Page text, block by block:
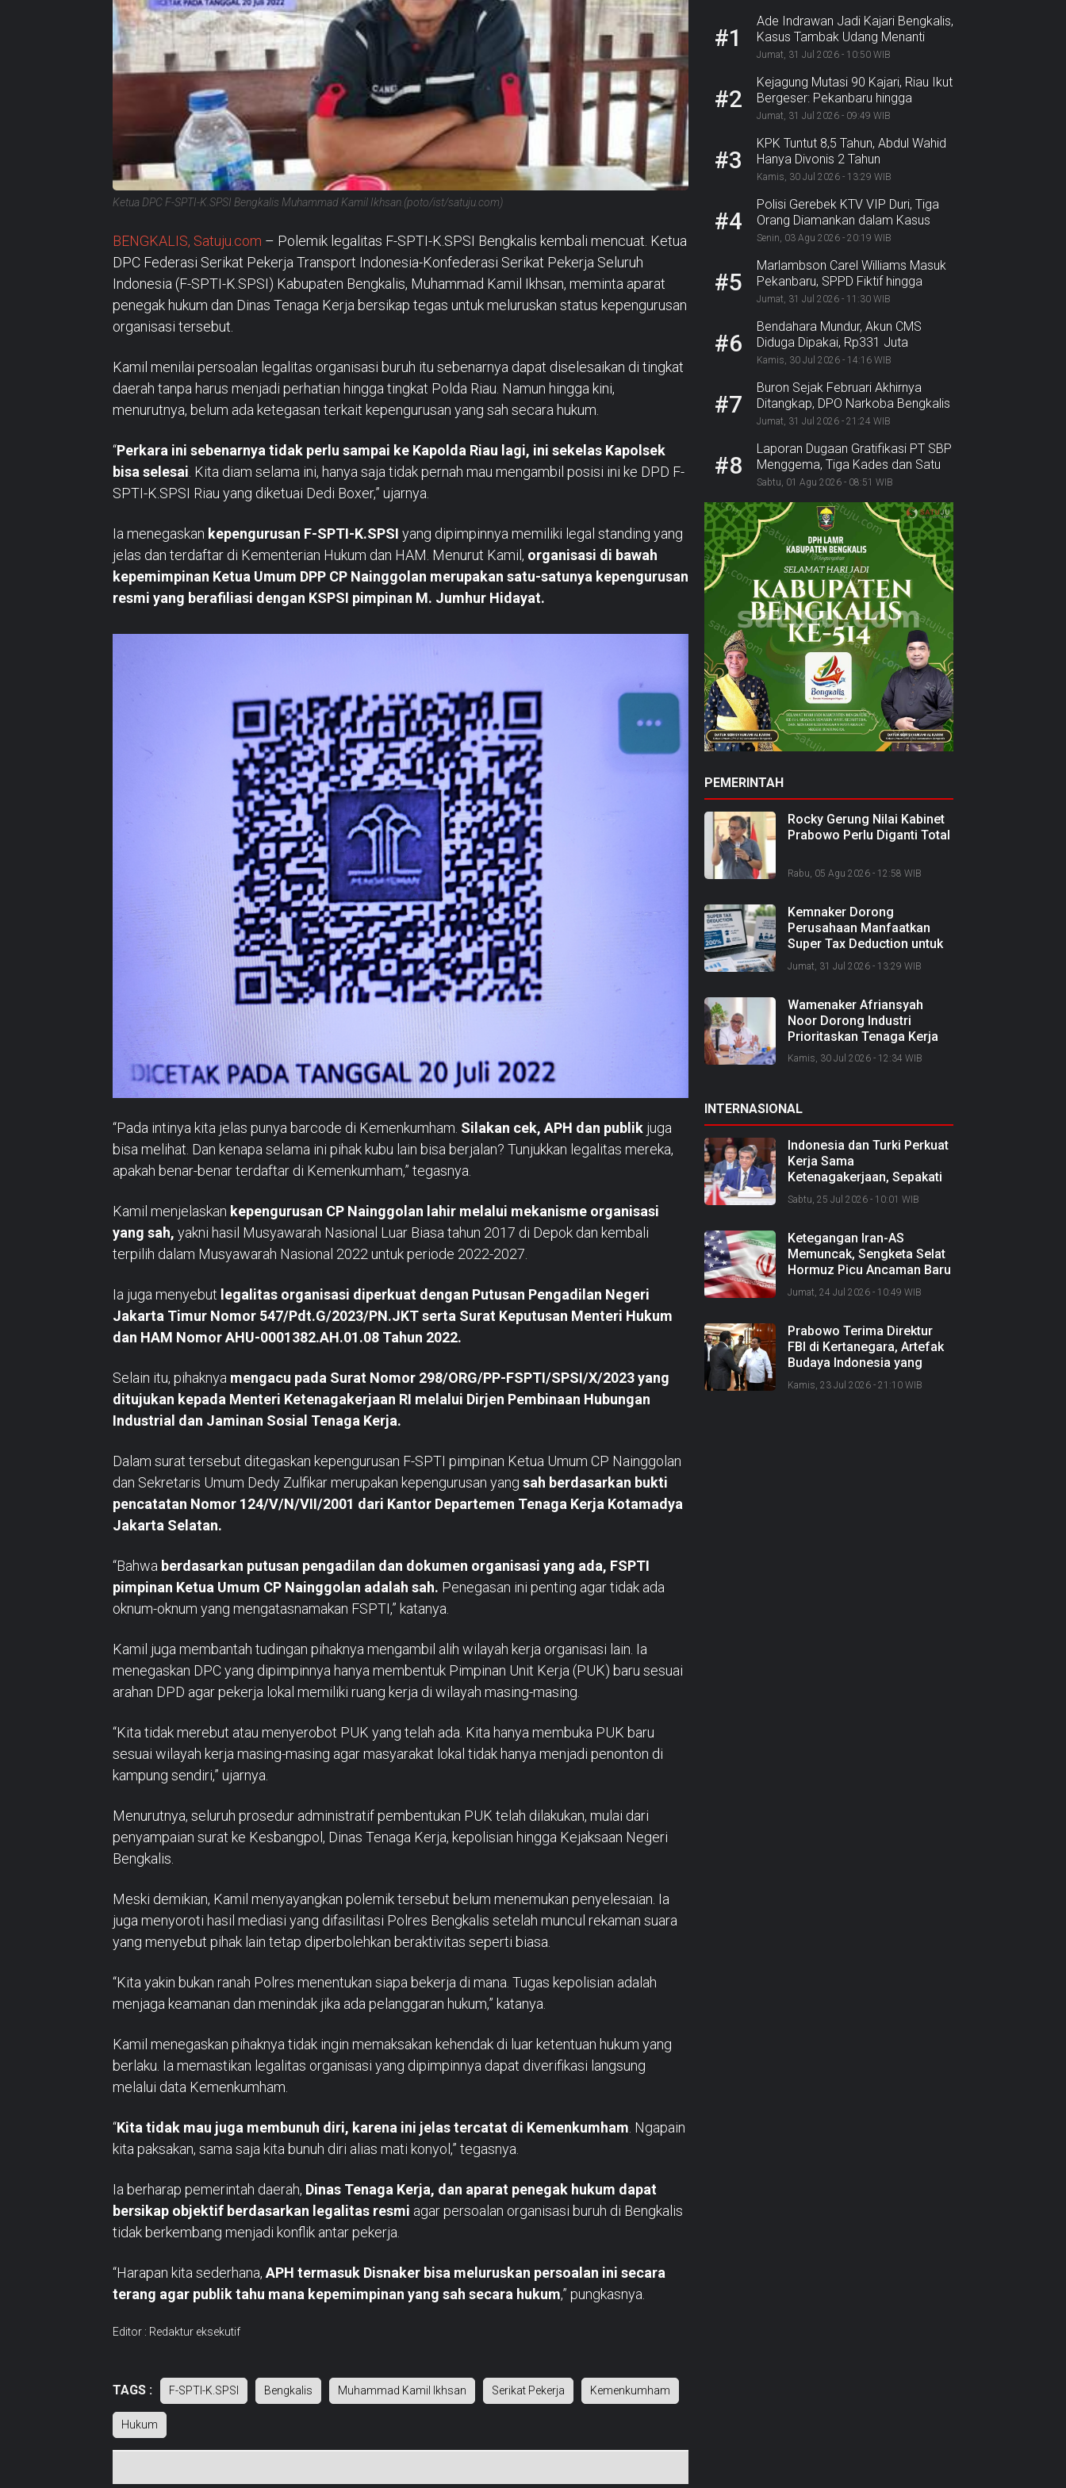
Ketua DPC F-SPTI-K.SPSI Bengkalis Muhammad Kamil Ikhsan.(poto/ist/satuju.com)
BENGKALIS, Satuju.com – Polemik legalitas F-SPTI-K.SPSI Bengkalis kembali mencuat. Ketua
DPC Federasi Serikat Pekerja Transport Indonesia-Konfederasi Serikat Pekerja Seluruh
Indonesia (F-SPTI-K.SPSI) Kabupaten Bengkalis, Muhammad Kamil Ikhsan, meminta aparat
penegak hukum dan Dinas Tenaga Kerja bersikap tegas untuk meluruskan status kepengurusan
organisasi tersebut.
Kamil menilai persoalan legalitas organisasi buruh itu sebenarnya dapat diselesaikan di tingkat
daerah tanpa harus menjadi perhatian hingga tingkat Polda Riau. Namun hingga kini,
menurutnya, belum ada ketegasan terkait kepengurusan yang sah secara hukum.
“Perkara ini sebenarnya tidak perlu sampai ke Kapolda Riau lagi, ini sekelas Kapolsek
bisa selesai. Kita diam selama ini, hanya saja tidak pernah mau mengambil posisi ini ke DPD F-
SPTI-K.SPSI Riau yang diketuai Dedi Boxer,” ujarnya.
Ia menegaskan kepengurusan F-SPTI-K.SPSI yang dipimpinnya memiliki legal standing yang
jelas dan terdaftar di Kementerian Hukum dan HAM. Menurut Kamil, organisasi di bawah
kepemimpinan Ketua Umum DPP CP Nainggolan merupakan satu-satunya kepengurusan
resmi yang berafiliasi dengan KSPSI pimpinan M. Jumhur Hidayat.
“Pada intinya kita jelas punya barcode di Kemenkumham. Silakan cek, APH dan publik juga
bisa melihat. Dan kenapa selama ini pihak kubu lain bisa berjalan? Tunjukkan legalitas mereka,
apakah benar-benar terdaftar di Kemenkumham,” tegasnya.
Kamil menjelaskan kepengurusan CP Nainggolan lahir melalui mekanisme organisasi
yang sah, yakni hasil Musyawarah Nasional Luar Biasa tahun 2017 di Depok dan kembali
terpilih dalam Musyawarah Nasional 2022 untuk periode 2022-2027.
Ia juga menyebut legalitas organisasi diperkuat dengan Putusan Pengadilan Negeri
Jakarta Timur Nomor 547/Pdt.G/2023/PN.JKT serta Surat Keputusan Menteri Hukum
dan HAM Nomor AHU-0001382.AH.01.08 Tahun 2022.
Selain itu, pihaknya mengacu pada Surat Nomor 298/ORG/PP-FSPTI/SPSI/X/2023 yang
ditujukan kepada Menteri Ketenagakerjaan RI melalui Dirjen Pembinaan Hubungan
Industrial dan Jaminan Sosial Tenaga Kerja.
Dalam surat tersebut ditegaskan kepengurusan F-SPTI pimpinan Ketua Umum CP Nainggolan
dan Sekretaris Umum Dedy Zulfikar merupakan kepengurusan yang sah berdasarkan bukti
pencatatan Nomor 124/V/N/VII/2001 dari Kantor Departemen Tenaga Kerja Kotamadya
Jakarta Selatan.
“Bahwa berdasarkan putusan pengadilan dan dokumen organisasi yang ada, FSPTI
pimpinan Ketua Umum CP Nainggolan adalah sah. Penegasan ini penting agar tidak ada
oknum-oknum yang mengatasnamakan FSPTI,” katanya.
Kamil juga membantah tudingan pihaknya mengambil alih wilayah kerja organisasi lain. Ia
menegaskan DPC yang dipimpinnya hanya membentuk Pimpinan Unit Kerja (PUK) baru sesuai
arahan DPD agar pekerja lokal memiliki ruang kerja di wilayah masing-masing.
“Kita tidak merebut atau menyerobot PUK yang telah ada. Kita hanya membuka PUK baru
sesuai wilayah kerja masing-masing agar masyarakat lokal tidak hanya menjadi penonton di
kampung sendiri,” ujarnya.
Menurutnya, seluruh prosedur administratif pembentukan PUK telah dilakukan, mulai dari
penyampaian surat ke Kesbangpol, Dinas Tenaga Kerja, kepolisian hingga Kejaksaan Negeri
Bengkalis.
Meski demikian, Kamil menyayangkan polemik tersebut belum menemukan penyelesaian. Ia
juga menyoroti hasil mediasi yang difasilitasi Polres Bengkalis setelah muncul rekaman suara
yang menyebut pihak lain tetap diperbolehkan beraktivitas seperti biasa.
“Kita yakin bukan ranah Polres menentukan siapa bekerja di mana. Tugas kepolisian adalah
menjaga keamanan dan menindak jika ada pelanggaran hukum,” katanya.
Kamil menegaskan pihaknya tidak ingin memaksakan kehendak di luar ketentuan hukum yang
berlaku. Ia memastikan legalitas organisasi yang dipimpinnya dapat diverifikasi langsung
melalui data Kemenkumham.
“Kita tidak mau juga membunuh diri, karena ini jelas tercatat di Kemenkumham . Ngapain
kita paksakan, sama saja kita bunuh diri alias mati konyol,” tegasnya.
Ia berharap pemerintah daerah, Dinas Tenaga Kerja, dan aparat penegak hukum dapat
bersikap objektif berdasarkan legalitas resmi agar persoalan organisasi buruh di Bengkalis
tidak berkembang menjadi konflik antar pekerja.
“Harapan kita sederhana, APH termasuk Disnaker bisa meluruskan persoalan ini secara
terang agar publik tahu mana kepemimpinan yang sah secara hukum,” pungkasnya.
Editor : Redaktur eksekutif
TAGS : F-SPTI-K.SPSI Bengkalis Muhammad Kamil Ikhsan Serikat Pekerja Kemenkumham
Hukum
#1
Ade Indrawan Jadi Kajari Bengkalis,
Kasus Tambak Udang Menanti
Jumat, 31 Jul 2026 - 10:50 WIB
#2
Kejagung Mutasi 90 Kajari, Riau Ikut
Bergeser: Pekanbaru hingga
Bengkalis
Jumat, 31 Jul 2026 - 09:49 WIB
#3
KPK Tuntut 8,5 Tahun, Abdul Wahid
Hanya Divonis 2 Tahun
Kamis, 30 Jul 2026 - 13:29 WIB
#4
Polisi Gerebek KTV VIP Duri, Tiga
Orang Diamankan dalam Kasus
Dugaan Ekstasi
Senin, 03 Agu 2026 - 20:19 WIB
#5
Marlambson Carel Williams Masuk
Pekanbaru, SPPD Fiktif hingga
Sosper Menanti
Jumat, 31 Jul 2026 - 11:30 WIB
#6
Bendahara Mundur, Akun CMS
Diduga Dipakai, Rp331 Juta
Disorot: SPKN Desak KPK dan
Kamis, 30 Jul 2026 - 14:16 WIB
#7
Buron Sejak Februari Akhirnya
Ditangkap, DPO Narkoba Bengkalis
Diciduk Bersama 2 Rekannya
Jumat, 31 Jul 2026 - 21:24 WIB
#8
Laporan Dugaan Gratifikasi PT SBP
Menggema, Tiga Kades dan Satu
Lurah Inhu Diseret ke Kejaksaan
Sabtu, 01 Agu 2026 - 08:51 WIB
PEMERINTAH
Rocky Gerung Nilai Kabinet
Prabowo Perlu Diganti Total
Rabu, 05 Agu 2026 - 12:58 WIB
Kemnaker Dorong
Perusahaan Manfaatkan
Super Tax Deduction untuk
Tingkatkan Kompetensi
Jumat, 31 Jul 2026 - 13:29 WIB
Wamenaker Afriansyah
Noor Dorong Industri
Prioritaskan Tenaga Kerja
Lokal dan Perkuat SDM
Kamis, 30 Jul 2026 - 12:34 WIB
INTERNASIONAL
Indonesia dan Turki Perkuat
Kerja Sama
Ketenagakerjaan, Sepakati
Joint Action Plan 2026–
2027
Sabtu, 25 Jul 2026 - 10:01 WIB
Ketegangan Iran-AS
Memuncak, Sengketa Selat
Hormuz Picu Ancaman Baru
soal Jalur Minyak Dunia
Jumat, 24 Jul 2026 - 10:49 WIB
Prabowo Terima Direktur
FBI di Kertanegara, Artefak
Budaya Indonesia yang
Diselundupkan Dipulangkan
Kamis, 23 Jul 2026 - 21:10 WIB